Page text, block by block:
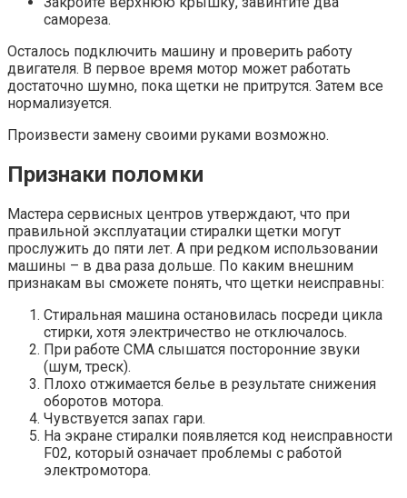
самореза.
Осталось подключить машину и проверить работу
двигателя. В первое время мотор может работать
достаточно шумно, пока щетки не притрутся. Затем все
нормализуется.
Произвести замену своими руками возможно.
Признаки поломки
Мастера сервисных центров утверждают, что при
правильной эксплуатации стиралки щетки могут
прослужить до пяти лет. А при редком использовании
машины – в два раза дольше. По каким внешним
признакам вы сможете понять, что щетки неисправны:
Стиральная машина остановилась посреди цикла
стирки, хотя электричество не отключалось.
При работе СМА слышатся посторонние звуки
(шум, треск).
Плохо отжимается белье в результате снижения
оборотов мотора.
Чувствуется запах гари.
На экране стиралки появляется код неисправности
F02, который означает проблемы с работой
электромотора.